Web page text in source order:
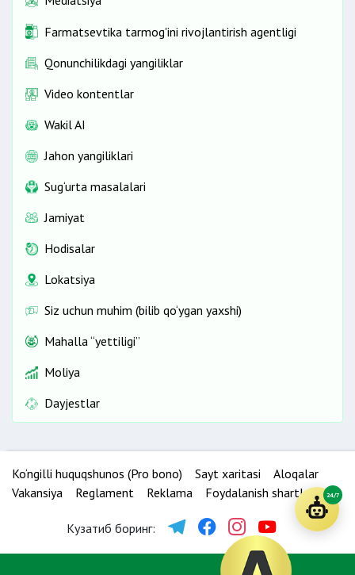
Farmatsevtika tarmog'ini rivojlantirish agentligi
Qonunchilikdagi yangiliklar
Video kontentlar
Wakil AI
Jahon yangiliklari
Sug‘urta masalalari
Jamiyat
Hodisalar
Lokatsiya
Siz uchun muhim (bilib qo‘ygan yaxshi)
Mahalla “yettiligi”
Moliya
Dayjestlar
Ko‘ngilli huquqshunos (Pro bono) Sayt xaritasi
Aloqalar
Vakansiya
Reglament Reklama Foydalanish shartlari
Кузатиб боринг:
24/7